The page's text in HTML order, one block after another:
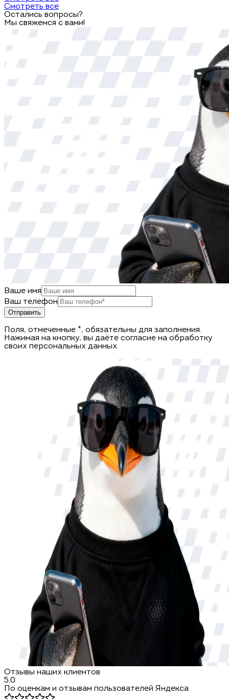
Смотреть все
Остались вопросы?
Мы свяжемся с вами!
Ваше имя
Ваш телефон
Отправить
Поля, отмеченные *, обязательны для заполнения.
Нажимая на кнопку, вы даёте согласие на обработку
своих персональных данных.
Отзывы наших клиентов
5.0
По оценкам и отзывам пользователей Яндекса